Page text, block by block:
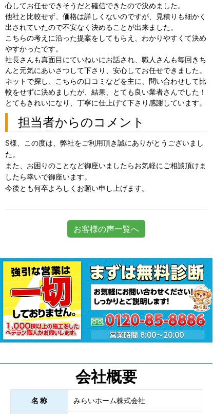
心してお任せできそうだと確信できたので決めました。
他社と比較せず、価格は詳しくないのですが、見積りも細かく
出されていたので不安なく決めることが出来ました。
こちらの考えに沿った提案をしてもらえ、わかりやすくて決め
やすかったです。
社長さんも真面目にていねいにお話され、職人さんも毎回きち
んと元気にあいさつして下さり、安心してお任せできました。
ネットで探し、こちらの口コミなどを主に、問い合わせして比
較をせずに決めましたが、結果、とても良い業者さんでした！
とてもきれいになり、丁寧に仕上げて下さり感謝しています。
担当者からのコメント
S様、この度は、弊社をご利用頂き誠にありがとうございまし
た。
また、お困りのことなど御座いましたらお気軽にご相談頂けま
したら幸いで御座います。
今後とも何卒よろしくお願い申し上げます。
お客様の声一覧へ
会社概要
名 称 みらいホーム株式会社